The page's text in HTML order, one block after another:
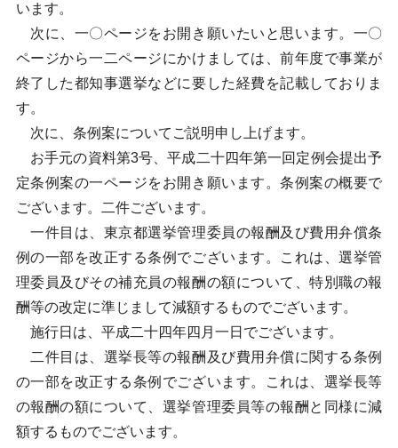
います。
次に、一〇ページをお開き願いたいと思います。一〇
ページから一二ページにかけましては、前年度で事業が
終了した都知事選挙などに要した経費を記載しておりま
す。
次に、条例案についてご説明申し上げます。
お手元の資料第3号、平成二十四年第一回定例会提出予
定条例案の一ページをお開き願います。条例案の概要で
ございます。二件ございます。
一件目は、東京都選挙管理委員の報酬及び費用弁償条
例の一部を改正する条例でございます。これは、選挙管
理委員及びその補充員の報酬の額について、特別職の報
酬等の改定に準じまして減額するものでございます。
施行日は、平成二十四年四月一日でございます。
二件目は、選挙長等の報酬及び費用弁償に関する条例
の一部を改正する条例でございます。これは、選挙長等
の報酬の額について、選挙管理委員等の報酬と同様に減
額するものでございます。